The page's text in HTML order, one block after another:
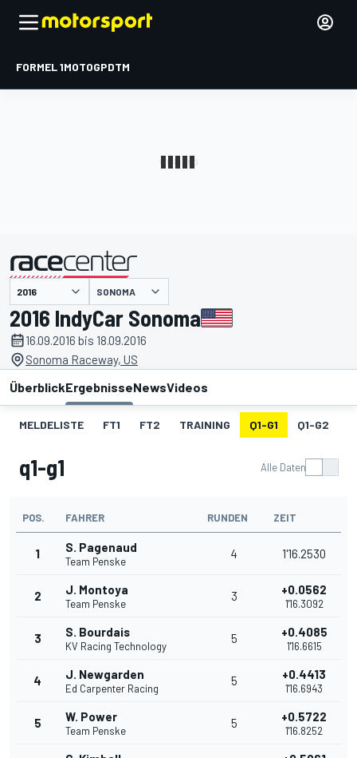
FORMEL 1MOTOGPDTM
SONOMA
2016 IndyCar Sonoma
16.09.2016 bis 18.09.2016
Sonoma Raceway, US
ÜberblickErgebnisseNewsVideos
MELDELISTE FT1 FT2 TRAINING Q1-G1 Q1-G2
q1-g1 Alle Daten
POS. FAHRER RUNDEN ZEIT
1 S. Pagenaud
Team Penske
4 1'16.2530
2 J. Montoya
Team Penske
3 +0.0562
1'16.3092
3 S. Bourdais
KV Racing Technology
5 +0.4085
1'16.6615
4 J. Newgarden
Ed Carpenter Racing
5 +0.4413
1'16.6943
5 W. Power
Team Penske
5 +0.5722
1'16.8252